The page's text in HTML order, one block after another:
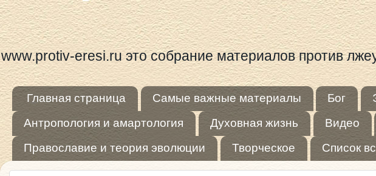
www.protiv-eresi.ru это собрание материалов против
Главная страница Самые важные материалы Бог
Антропология и амартология
Духовная жизнь Видео
Православие и теория эволюции
Творческое Список